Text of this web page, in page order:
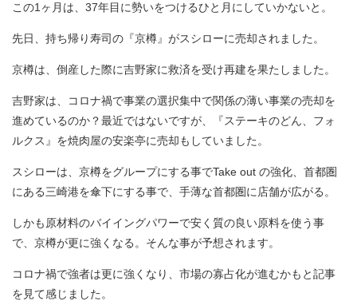
この1ヶ月は、37年目に勢いをつけるひと月にしていかないと。
先日、持ち帰り寿司の『京樽』がスシローに売却されました。
京樽は、倒産した際に吉野家に救済を受け再建を果たしました。
吉野家は、コロナ禍で事業の選択集中で関係の薄い事業の売却を
進めているのか？最近ではないですが、『ステーキのどん、フォ
ルクス』を焼肉屋の安楽亭に売却もしていました。
スシローは、京樽をグループにする事でTake out の強化、首都圏
にある三崎港を傘下にする事で、手薄な首都圏に店舗が広がる。
しかも原材料のバイイングパワーで安く質の良い原料を使う事
で、京樽が更に強くなる。そんな事が予想されます。
コロナ禍で強者は更に強くなり、市場の寡占化が進むかもと記事
を見て感じました。